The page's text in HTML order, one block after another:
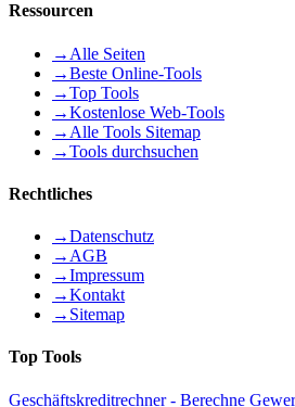
Ressourcen
→ Alle Seiten
→Beste Online-Tools
→Top Tools
→Kostenlose Web-Tools
→ Alle Tools Sitemap
→Tools durchsuchen
Rechtliches
→Datenschutz
→ AGB
→Impressum
→Kontakt
→ Sitemap
Top Tools
Geschäftskreditrechner - Berechne